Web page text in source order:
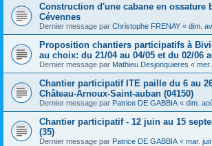
Construction d'une cabane en ossature
Cévennes
Dernier message par Christophe FRENAY « dim.
Proposition chantiers participatifs à
au choix: du 21/04 au 04/05 et du 02/06
Dernier message par Mathieu Desjonquieres «
Chantier participatif ITE paille du 6 au
Château-Arnoux-Saint-auban (04150)
Dernier message par Patrice DE GABBIA « dim.
Chantier participatif - 12 juin au 15
(35)
Dernier message par Patrice DE GABBIA « mar.